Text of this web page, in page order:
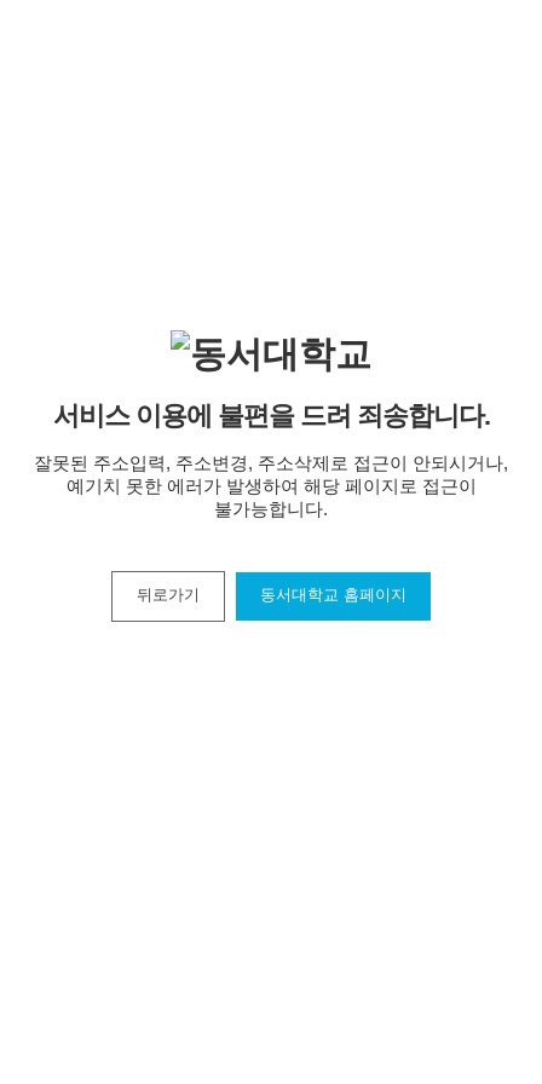
서비스 이용에 불편을 드려 죄송합니다.
잘못된 주소입력, 주소변경, 주소삭제로 접근이 안되시거나,
예기치 못한 에러가 발생하여 해당 페이지로 접근이
불가능합니다.
뒤로가기 동서대학교 홈페이지